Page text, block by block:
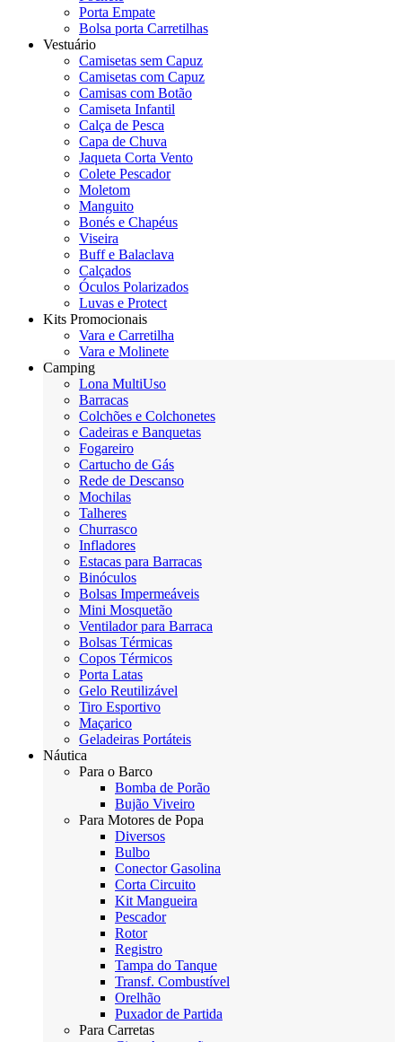
Porta Empate
Bolsa porta Carretilhas
Vestuário
Camisetas sem Capuz
Camisetas com Capuz
Camisas com Botão
Camiseta Infantil
Calça de Pesca
Capa de Chuva
Jaqueta Corta Vento
Colete Pescador
Moletom
Manguito
Bonés e Chapéus
Viseira
Buff e Balaclava
Calçados
Óculos Polarizados
Luvas e Protect
Kits Promocionais
Vara e Carretilha
Vara e Molinete
Camping
Lona MultiUso
Barracas
Colchões e Colchonetes
Cadeiras e Banquetas
Fogareiro
Cartucho de Gás
Rede de Descanso
Mochilas
Talheres
Churrasco
Infladores
Estacas para Barracas
Binóculos
Bolsas Impermeáveis
Mini Mosquetão
Ventilador para Barraca
Bolsas Térmicas
Copos Térmicos
Porta Latas
Gelo Reutilizável
Tiro Esportivo
Maçarico
Geladeiras Portáteis
Náutica
Para o Barco
Bomba de Porão
Bujão Viveiro
Para Motores de Popa
Diversos
Bulbo
Conector Gasolina
Corta Circuito
Kit Mangueira
Pescador
Rotor
Registro
Tampa do Tanque
Transf. Combustível
Orelhão
Puxador de Partida
Para Carretas